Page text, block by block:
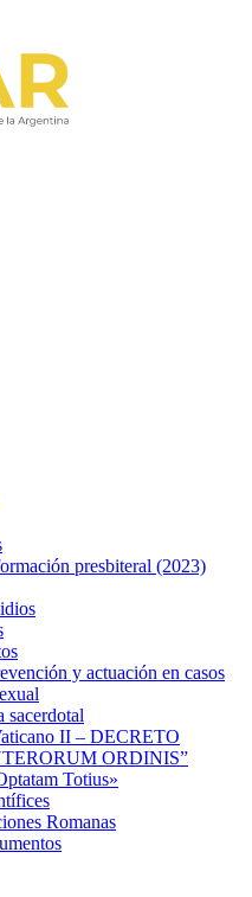
presbiteral (2023)
y actuación en casos
sacerdotal
II – DECRETO
ORDINIS”
Totius»
Romanas